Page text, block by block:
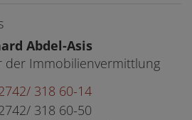
Abdel-Asis
der Immobilienvermittlung
318 60-14
318 60-50